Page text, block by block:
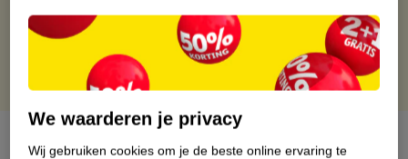
Gratis punten met je Kruidvat kaart
Over dit product
We waarderen je privacy
Wij gebruiken cookies om je de beste online ervaring te